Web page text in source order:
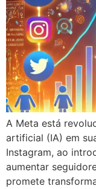
A Meta está
artificial (IA) em
Instagram, ao
aumentar
promete